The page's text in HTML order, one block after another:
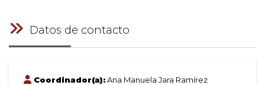
Datos de contacto
Coordinador(a):Ana Manuela Jara Ramírez